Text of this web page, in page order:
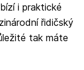
i praktické
řidičský
tak máte